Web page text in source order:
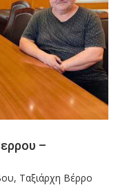
–
Ταξιάρχη Βέρρο